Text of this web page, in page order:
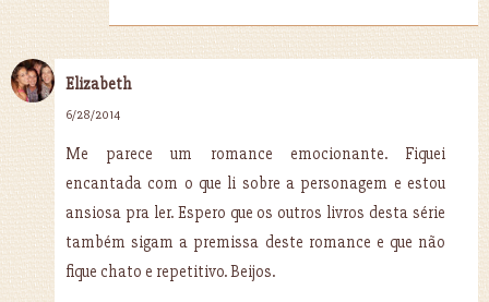
Elizabeth
6/28/2014
Me parece um romance emocionante. Fiquei
encantada com o que li sobre a personagem e estou
ansiosa pra ler. Espero que os outros livros desta série
também sigam a premissa deste romance e que não
fique chato e repetitivo. Beijos.